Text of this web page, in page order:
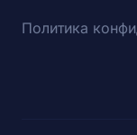
Политика